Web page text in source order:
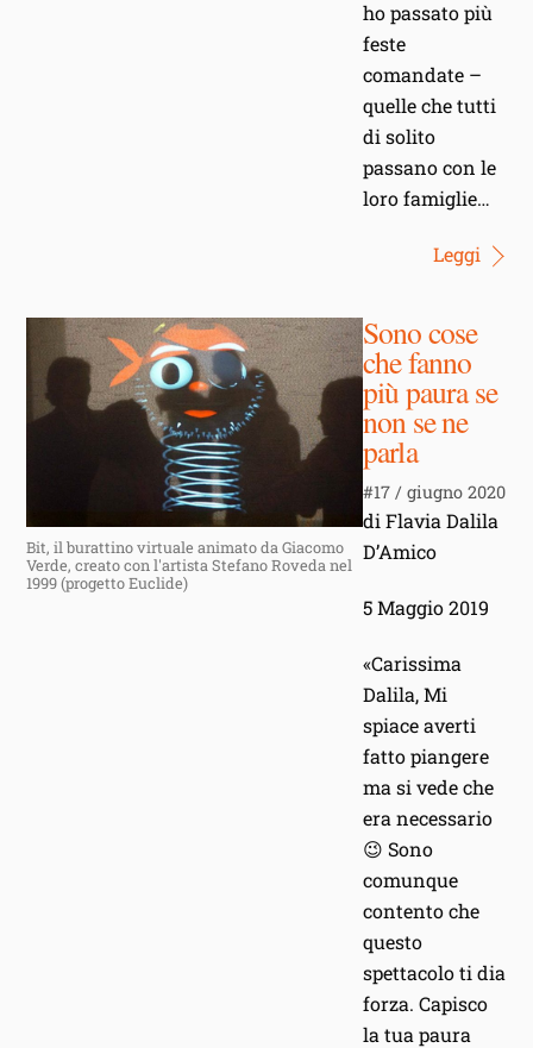
ho passato più
feste
comandate –
quelle che tutti
di solito
passano con le
loro famiglie…
Leggi
Bit, il burattino virtuale animato da Giacomo
Verde, creato con l'artista Stefano Roveda nel
1999 (progetto Euclide)
Sono cose
che fanno
più paura se
non se ne
parla
#17 / giugno 2020
di Flavia Dalila
D’Amico
5 Maggio 2019
«Carissima
Dalila, Mi
spiace averti
fatto piangere
ma si vede che
era necessario
😉 Sono
comunque
contento che
questo
spettacolo ti dia
forza. Capisco
la tua paura